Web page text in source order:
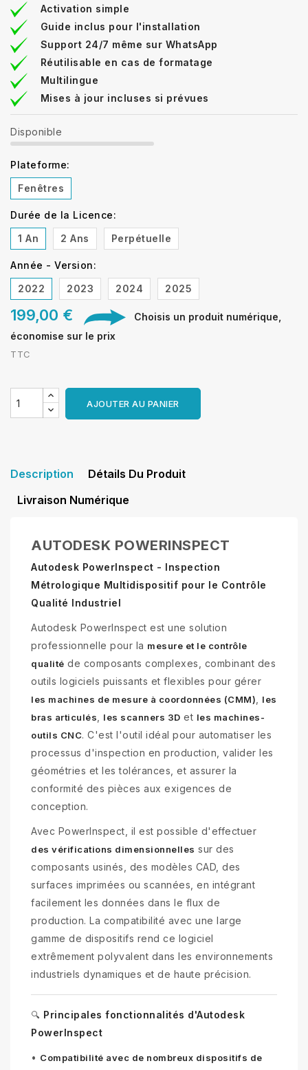
Activation simple
Guide inclus pour l'installation
Support 24/7 même sur WhatsApp
Réutilisable en cas de formatage
Multilingue
Mises à jour incluses si prévues
Disponible
Plateforme:
Fenêtres
Durée de la Licence:
1 An
2 Ans Perpétuelle
Année - Version:
2022
2023 2024 2025
199,00 €
Choisis un produit numérique,
économise sur le prix
TTC
AJOUTER AU PANIER
Description
Détails Du Produit
Livraison Numérique
AUTODESK POWERINSPECT
Autodesk PowerInspect - Inspection
Métrologique Multidispositif pour le Contrôle
Qualité Industriel
Autodesk PowerInspect est une solution
professionnelle pour la mesure et le contrôle
qualité de composants complexes, combinant des
outils logiciels puissants et flexibles pour gérer
les machines de mesure à coordonnées (CMM)
les
bras articulés
les scanners 3D et les machines-
outils CNC. C'est l'outil idéal pour automatiser les
processus d'inspection en production, valider les
géométries et les tolérances, et assurer la
conformité des pièces aux exigences de
conception.
Avec PowerInspect, il est possible d'effectuer
des vérifications dimensionnelles sur des
composants usinés, des modèles CAD, des
surfaces imprimées ou scannées, en intégrant
facilement les données dans le flux de
production. La compatibilité avec une large
gamme de dispositifs rend ce logiciel
extrêmement polyvalent dans les environnements
industriels dynamiques et de haute précision.
🔍 Principales fonctionnalités d'Autodesk
PowerInspect
• Compatibilité avec de nombreux dispositifs de